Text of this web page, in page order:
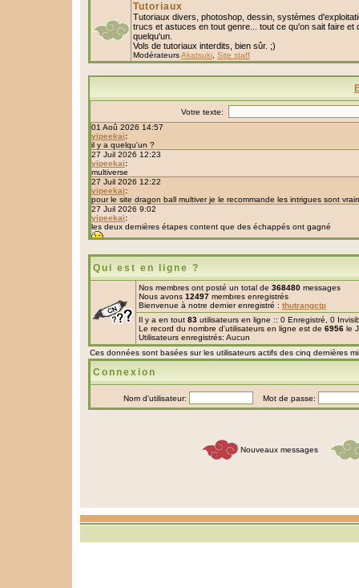
Tutoriaux
Tutoriaux divers, photoshop, dessin, systèmes
trucs et astuces en tout genre... tout ce qu'on sait faire et
quelqu'un.
Vols de tutoriaux interdits, bien sûr. ;)
ModérateursAkatsuki Site staff
Qui est en ligne ?
Nos membres ont posté un total de 368480 messages
Nous avons 12497 membres enregistrés
Bienvenue à notre dernier enregistré : thutrangctp
Il y a en tout 83 utilisateurs en ligne :: 0 Enregistré, 0
Le record du nombre d'utilisateurs en ligne est de 6956 le
Utilisateurs enregistrés: Aucun
Ces données sont basées sur les utilisateurs actifs des cinq dernières
Connexion
Nom d'utilisateur: Mot de passe:
Nouveaux messages